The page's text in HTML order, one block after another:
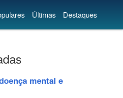
Últimas Destaques
mental e